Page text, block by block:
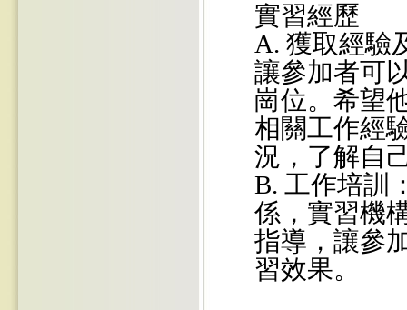
實習經歷
A. 獲取經驗
讓參加者可
崗位。希望
相關工作經
況，了解自
B. 工作培訓
係，實習機
指導，讓參
習效果。